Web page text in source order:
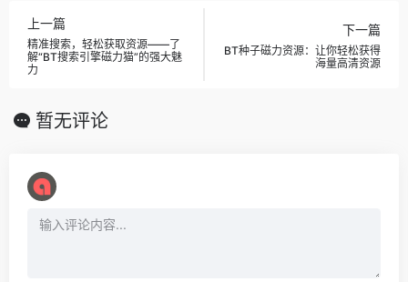
上一篇
精准搜索，轻松获取资源——了
解“BT搜索引擎磁力猫”的强大魅
力
下一篇
BT种子磁力资源：让你轻松获得
海量高清资源
暂无评论